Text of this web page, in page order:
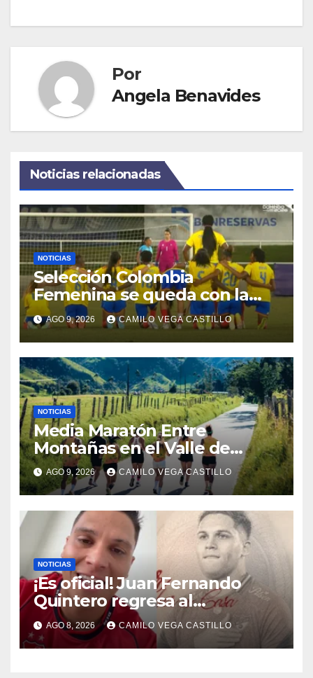
Por
Angela Benavides
Noticias relacionadas
NOTICIAS
Selección Colombia
Femenina se queda con la
plata: dramática derrota ante
México en los Juegos
Centroamericanos y del
Caribe
AGO 9, 2026 CAMILO VEGA CASTILLO
NOTICIAS
Media Maratón Entre
Montañas en el Valle de
Cocora: Fechas, rutas y todo
sobre la gran fiesta del
running en Salento
AGO 9, 2026 CAMILO VEGA CASTILLO
NOTICIAS
¡Es oficial! Juan Fernando
Quintero regresa al
Independiente Medellín para
el segundo semestre
AGO 8, 2026 CAMILO VEGA CASTILLO